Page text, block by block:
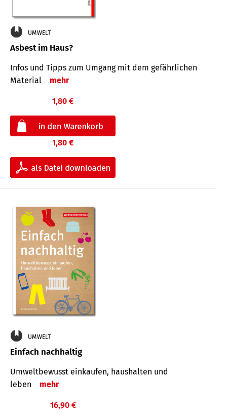
UMWELT
Asbest im Haus?
Infos und Tipps zum Um­gang mit dem ge­fähr­lichen
Mate­rial
mehr
1,80 €
1,80 €
UMWELT
Einfach nachhaltig
Umweltbewusst einkaufen, haushalten und
leben
mehr
16,90 €